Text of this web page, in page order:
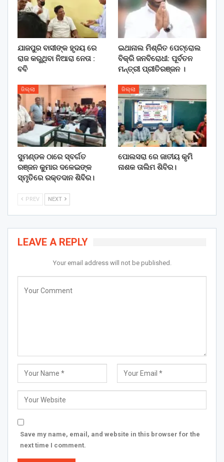
ଯାଜପୁର ବାସୀଙ୍କ ହୃଦୟ ରେ
ରାଜ କରୁଥିବା ନିଆରା ନେତା :
ବବି
ଇଥାନାଲ ମିଶ୍ରିତ ପେଟ୍ରୋଲ
ବିକ୍ରି ଜନବିରୋଧୀ: ପୂର୍ବତନ
ମନ୍ତ୍ରୀ ପ୍ରୀତିରଞ୍ଜନ ।
ଜିଲ୍ଲା
ସୁମଣ୍ଡଳ ଠାରେ ସ୍ବର୍ଗତ
ରଞ୍ଜନ କୁମାର ଦଳେଇଙ୍କ
ସ୍ମୃତିରେ ରକ୍ତଦାନ ଶିବିର।
ଜିଲ୍ଲା
ପୋଲସରା ରେ ଜାତୀୟ କୃମି
ନାଶକ ତାଲିମ ଶିବିର।
PREV NEXT
LEAVE A REPLY
Your email address will not be published.
Save my name, email, and website in this browser for the
next time I comment.